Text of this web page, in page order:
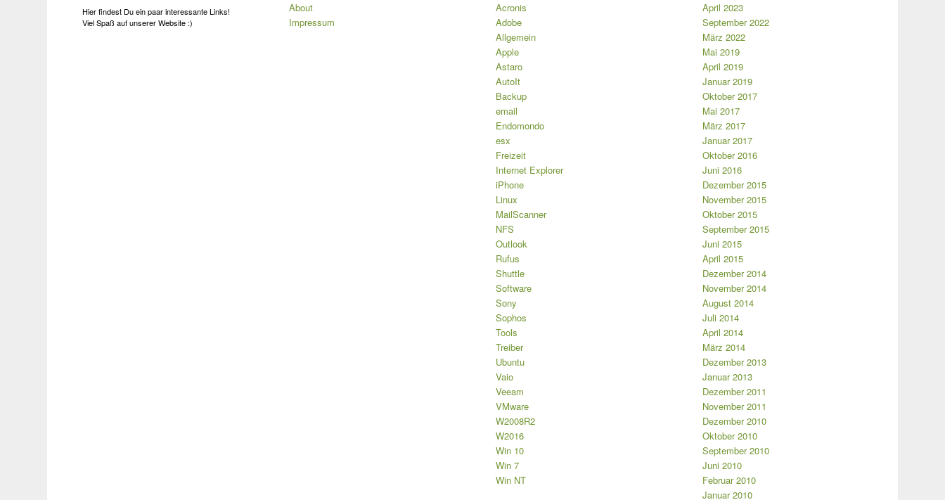
Hier findest Du ein paar interessante Links!
Viel Spaß auf unserer Website :)
About
Impressum
Acronis
Adobe
Allgemein
Apple
Astaro
AutoIt
Backup
email
Endomondo
esx
Freizeit
Internet Explorer
iPhone
Linux
MailScanner
NFS
Outlook
Rufus
Shuttle
Software
Sony
Sophos
Tools
Treiber
Ubuntu
Vaio
Veeam
VMware
W2008R2
W2016
Win 10
Win 7
Win NT
April 2023
September 2022
März 2022
Mai 2019
April 2019
Januar 2019
Oktober 2017
Mai 2017
März 2017
Januar 2017
Oktober 2016
Juni 2016
Dezember 2015
November 2015
Oktober 2015
September 2015
Juni 2015
April 2015
Dezember 2014
November 2014
August 2014
Juli 2014
April 2014
März 2014
Dezember 2013
Januar 2013
Dezember 2011
November 2011
Dezember 2010
Oktober 2010
September 2010
Juni 2010
Februar 2010
Januar 2010